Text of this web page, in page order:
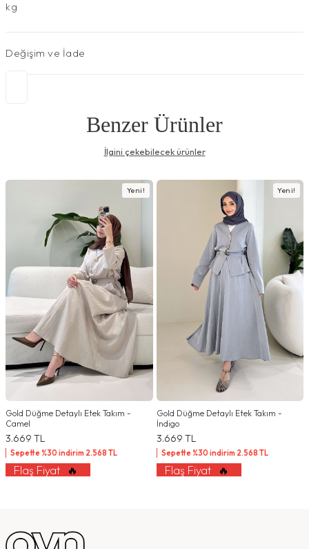
kg
Değişim ve İade
Benzer Ürünler
İlgini çekebilecek ürünler
Yeni!
Gold Düğme Detaylı Etek Takım -
Camel
3.669 TL
Sepette %30 indirim 2.568 TL
Flaş Fiyat 🔥
Yeni!
Gold Düğme Detaylı Etek Takım -
İndigo
3.669 TL
Sepette %30 indirim 2.568 TL
Flaş Fiyat 🔥